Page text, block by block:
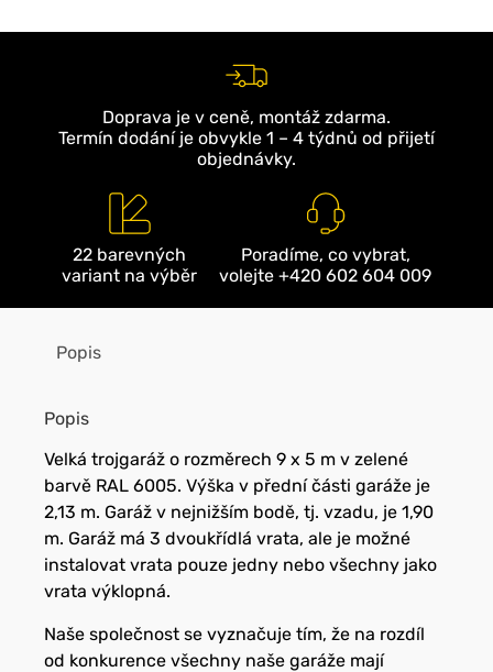
Doprava je v ceně, montáž zdarma.
Termín dodání je obvykle 1 – 4 týdnů od přijetí
objednávky.
22 barevných
variant na výběr
Poradíme, co vybrat,
volejte +420 602 604 009
Popis
Popis
Velká trojgaráž o rozměrech 9 x 5 m v zelené
barvě RAL 6005. Výška v přední části garáže je
2,13 m. Garáž v nejnižším bodě, tj. vzadu, je 1,90
m. Garáž má 3 dvoukřídlá vrata, ale je možné
instalovat vrata pouze jedny nebo všechny jako
vrata výklopná.
Naše společnost se vyznačuje tím, že na rozdíl
od konkurence všechny naše garáže mají